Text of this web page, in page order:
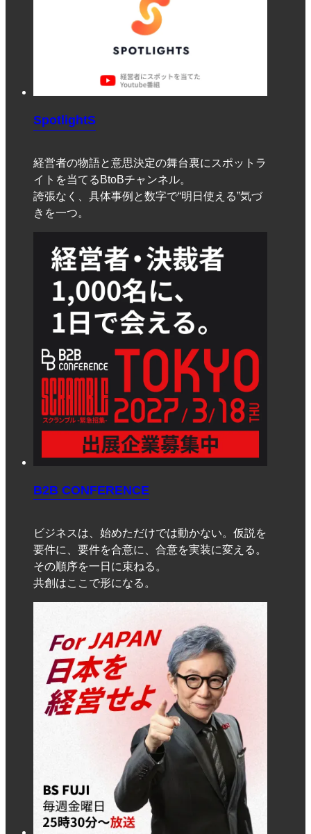
SpotlightS
経営者の物語と意思決定の舞台裏にスポットラ
イトを当てるBtoBチャンネル。
誇張なく、具体事例と数字で“明日使える”気づ
きを一つ。
B2B CONFERENCE
ビジネスは、始めただけでは動かない。仮説を
要件に、要件を合意に、合意を実装に変える。
その順序を一日に束ねる。
共創はここで形になる。